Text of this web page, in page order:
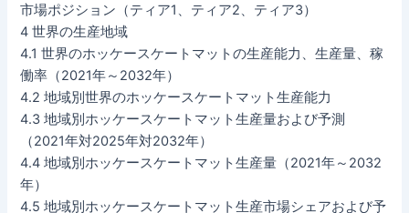
市場ポジション（ティア1、ティア2、ティア3）
4 世界の生産地域
4.1 世界のホッケースケートマットの生産能力、生産量、稼
働率（2021年～2032年）
4.2 地域別世界のホッケースケートマット生産能力
4.3 地域別ホッケースケートマット生産量および予測
（2021年対2025年対2032年）
4.4 地域別ホッケースケートマット生産量（2021年～2032
年）
4.5 地域別ホッケースケートマット生産市場シェアおよび予